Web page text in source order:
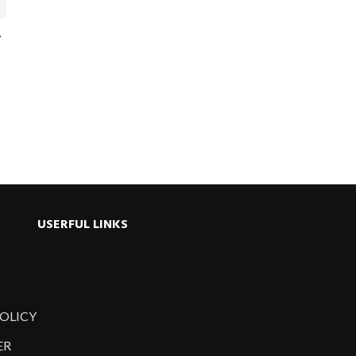
USERFUL LINKS